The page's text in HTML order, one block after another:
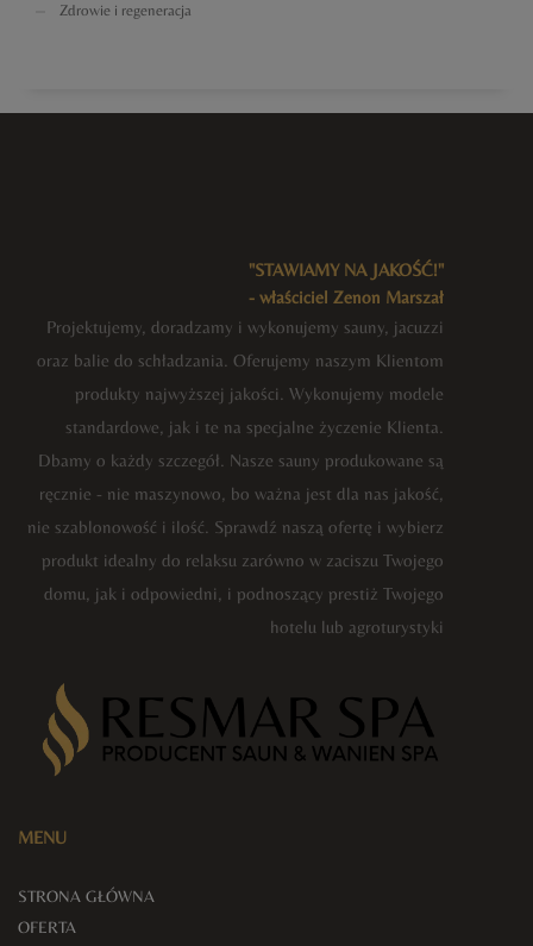
Zdrowie i regeneracja
"STAWIAMY NA JAKOŚĆ!"
- właściciel Zenon Marszał
Projektujemy, doradzamy i wykonujemy sauny, jacuzzi
oraz balie do schładzania. Oferujemy naszym Klientom
produkty najwyższej jakości. Wykonujemy modele
standardowe, jak i te na specjalne życzenie Klienta.
Dbamy o każdy szczegół. Nasze sauny produkowane są
ręcznie - nie maszynowo, bo ważna jest dla nas jakość,
nie szablonowość i ilość. Sprawdź naszą ofertę i wybierz
produkt idealny do relaksu zarówno w zaciszu Twojego
domu, jak i odpowiedni, i podnoszący prestiż Twojego
hotelu lub agroturystyki
MENU
STRONA GŁÓWNA
OFERTA